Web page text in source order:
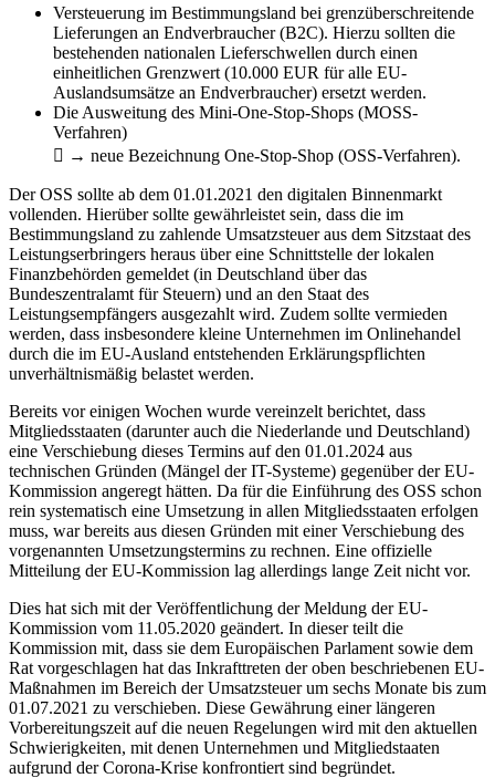
Versteuerung im Bestimmungsland bei grenzüberschreitende
Lieferungen an Endverbraucher (B2C). Hierzu sollten die
bestehenden nationalen Lieferschwellen durch einen
einheitlichen Grenzwert (10.000 EUR für alle EU-
Auslandsumsätze an Endverbraucher) ersetzt werden.
Die Ausweitung des Mini-One-Stop-Shops (MOSS-
Verfahren)
 → neue Bezeichnung One-Stop-Shop (OSS-Verfahren).
Der OSS sollte ab dem 01.01.2021 den digitalen Binnenmarkt
vollenden. Hierüber sollte gewährleistet sein, dass die im
Bestimmungsland zu zahlende Umsatzsteuer aus dem Sitzstaat des
Leistungserbringers heraus über eine Schnittstelle der lokalen
Finanzbehörden gemeldet (in Deutschland über das
Bundeszentralamt für Steuern) und an den Staat des
Leistungsempfängers ausgezahlt wird. Zudem sollte vermieden
werden, dass insbesondere kleine Unternehmen im Onlinehandel
durch die im EU-Ausland entstehenden Erklärungspflichten
unverhältnismäßig belastet werden.
Bereits vor einigen Wochen wurde vereinzelt berichtet, dass
Mitgliedsstaaten (darunter auch die Niederlande und Deutschland)
eine Verschiebung dieses Termins auf den 01.01.2024 aus
technischen Gründen (Mängel der IT-Systeme) gegenüber der EU-
Kommission angeregt hätten. Da für die Einführung des OSS schon
rein systematisch eine Umsetzung in allen Mitgliedsstaaten erfolgen
muss, war bereits aus diesen Gründen mit einer Verschiebung des
vorgenannten Umsetzungstermins zu rechnen. Eine offizielle
Mitteilung der EU-Kommission lag allerdings lange Zeit nicht vor.
Dies hat sich mit der Veröffentlichung der Meldung der EU-
Kommission vom 11.05.2020 geändert. In dieser teilt die
Kommission mit, dass sie dem Europäischen Parlament sowie dem
Rat vorgeschlagen hat das Inkrafttreten der oben beschriebenen EU-
Maßnahmen im Bereich der Umsatzsteuer um sechs Monate bis zum
01.07.2021 zu verschieben. Diese Gewährung einer längeren
Vorbereitungszeit auf die neuen Regelungen wird mit den aktuellen
Schwierigkeiten, mit denen Unternehmen und Mitgliedstaaten
aufgrund der Corona-Krise konfrontiert sind begründet.